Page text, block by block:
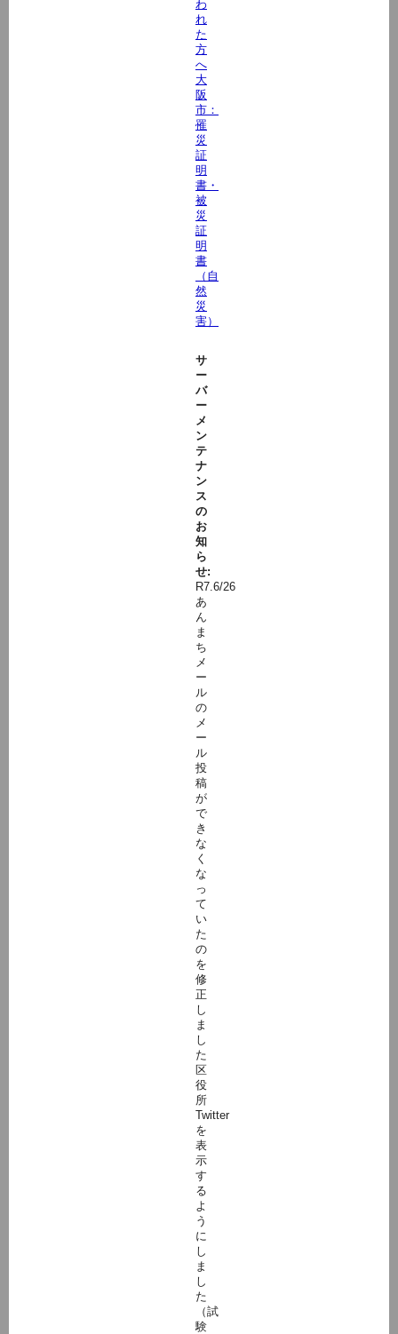
わ
れ
た
方
へ
大
阪
市：
罹
災
証
明
書・
被
災
証
明
書
（自
然
災
害）
サ
ー
バ
ー
メ
ン
テ
ナ
ン
ス
の
お
知
ら
せ:
R7.6/26
あ
ん
ま
ち
メ
ー
ル
の
メ
ー
ル
投
稿
が
で
き
な
く
な
っ
て
い
た
の
を
修
正
し
ま
し
た
区
役
所
Twitter
を
表
示
す
る
よ
う
に
し
ま
し
た
（試
験